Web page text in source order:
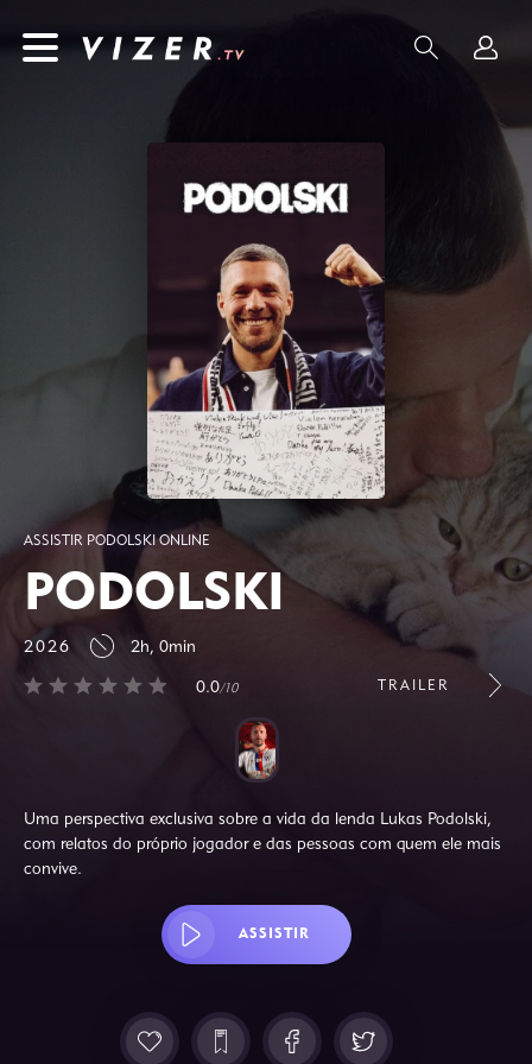
ASSISTIR PODOLSKI ONLINE
PODOLSKI
2026 2h, 0min
0.0/10 TRAILER
Uma perspectiva exclusiva sobre a vida da lenda Lukas Podolski,
com relatos do próprio jogador e das pessoas com quem ele mais
convive.
ASSISTIR